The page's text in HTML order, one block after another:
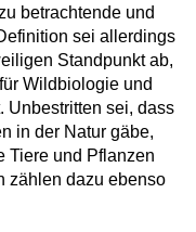
betrachtende und
sei allerdings
Standpunkt ab,
Wildbiologie und
Unbestritten sei, dass
in der Natur gäbe,
Tiere und Pflanzen
zählen dazu ebenso